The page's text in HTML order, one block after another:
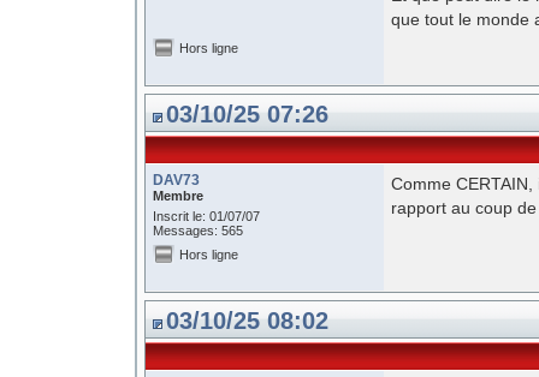
que tout le monde
Hors ligne
03/10/25 07:26
DAV73
Membre
Inscrit le: 01/07/07
Messages: 565
Comme
rapport au coup
Hors ligne
03/10/25 08:02